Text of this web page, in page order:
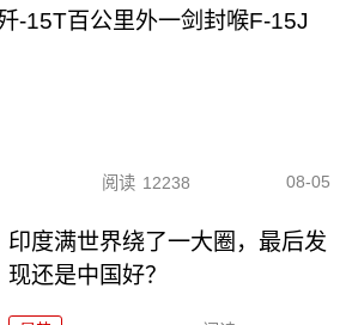
-15T百公里外一剑封喉F-15J
阅读 12238 08-05
印度满世界绕了一大圈，最后发
现还是中国好？